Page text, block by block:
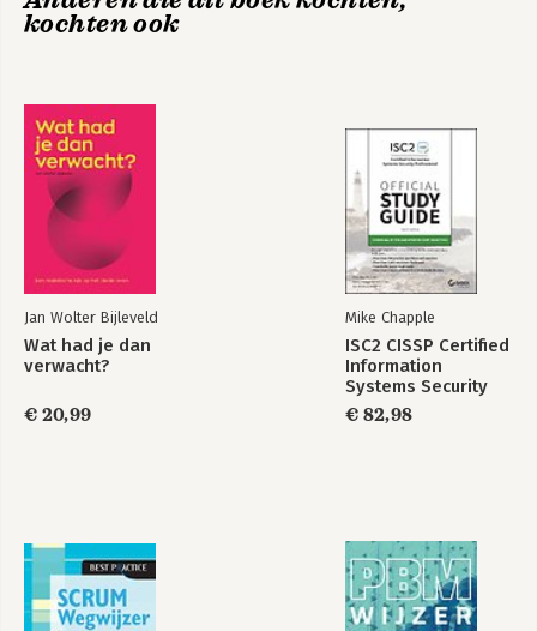
Ons werk is stuk
Obsidian
Bekijk alle boeken
Nooit af
Bekijk alle boeken
kochten ook
Jan Wolter Bijleveld
Wat had je dan
verwacht?
€ 20,99
Mike Chapple
ISC2 CISSP Certified
Information
Systems Security
Professional
Official Study Guide
€ 82,98